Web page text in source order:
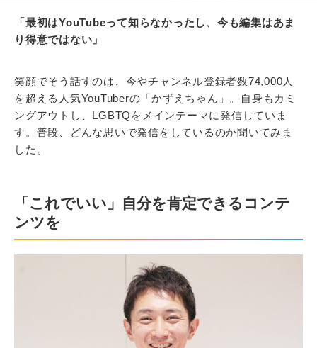
「最初はYouTubeって知らなかったし、今も編集はあま
り得意ではない」
笑顔でそう話すのは、今やチャンネル登録者数74,000人
を超える人気YouTuberの「かずえちゃん」。自身もカミ
ングアウトし、LGBTQをメインテーマに発信していま
す。普段、どんな思いで発信をしているのか聞いてみま
した。
「これでいい」自分を肯定できるコンテ
ンツを